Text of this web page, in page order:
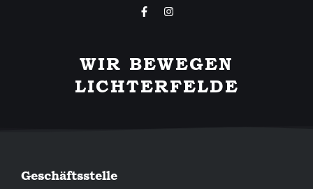
F
a
o
o
k
-
I
n
g
r
a
m
WIR BEWEGEN
LICHTERFELDE
Geschäftsstelle